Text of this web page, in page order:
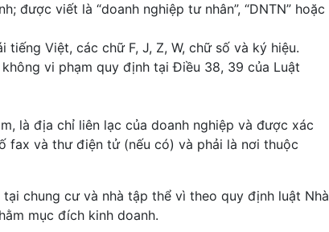
được viết là “doanh nghiệp tư nhân”, “DNTN” hoặc
Việt, các chữ F, J, Z, W, chữ số và ký hiệu.
vi phạm quy định tại Điều 38, 39 của Luật
là địa chỉ liên lạc của doanh nghiệp và được xác
fax và thư điện tử (nếu có) và phải là nơi thuộc
chung cư và nhà tập thể vì theo quy định luật Nhà
mục đích kinh doanh.